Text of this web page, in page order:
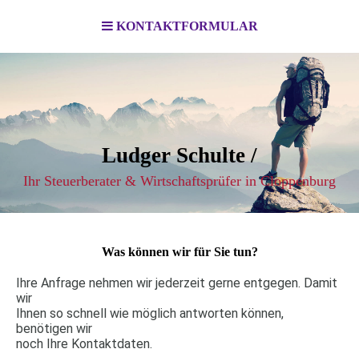
KONTAKTFORMULAR
Ludger Schulte /
Ihr Steuerberater & Wirtschaftsprüfer in Cloppenburg
Was können wir für Sie tun?
Ihre Anfrage nehmen wir jederzeit gerne entgegen. Damit
wir
Ihnen so schnell wie möglich antworten können,
benötigen wir
noch Ihre Kontaktdaten.